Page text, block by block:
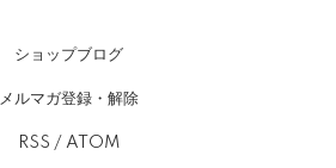
ショップブログ
メルマガ登録・解除
RSS / ATOM